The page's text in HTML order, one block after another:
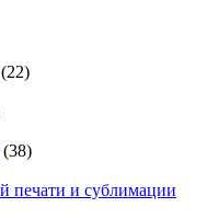
(22)
(38)
печати и сублимации